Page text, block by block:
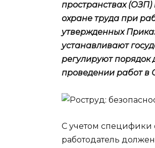
пространствах
охране труда при
утвержденных
устанавливают
регулируют порядок
проведении работ в
С учетом специфики
работодатель